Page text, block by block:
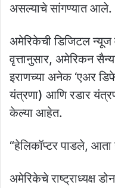
असल्याचे सांगण्यात आले.
अमेरिकेची डिजिटल न्यूज
वृत्तानुसार, अमेरिकन
इराणच्या अनेक ‘एअर
यंत्रणा) आणि रडार
केल्या आहेत.
“हेलिकॉप्टर पाडले, आता
अमेरिकेचे राष्ट्राध्यक्ष